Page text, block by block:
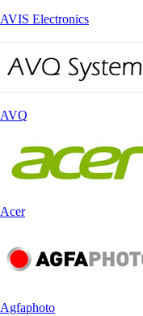
AVIS Electronics
AVQ
Acer
Agfaphoto